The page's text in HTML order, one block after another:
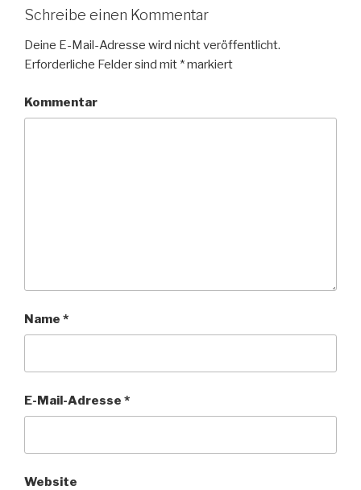
Schreibe einen Kommentar
Deine E-Mail-Adresse wird nicht veröffentlicht.
Erforderliche Felder sind mit *markiert
Kommentar
Name *
E-Mail-Adresse *
Website